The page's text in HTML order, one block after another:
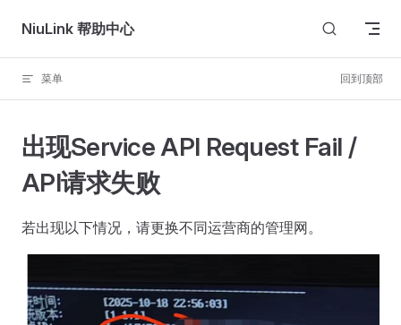
Skip to content
NiuLink 帮助中心
菜单 回到顶部
出现Service API Request Fail /
API请求失败
若出现以下情况，请更换不同运营商的管理网。